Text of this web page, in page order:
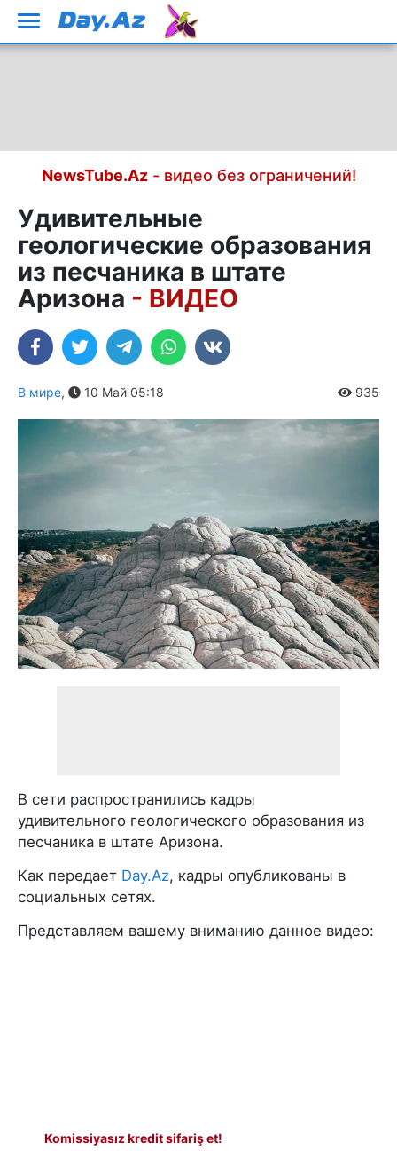
NewsTube.Az- видео без ограничений!
Удивительные
геологические образования
из песчаника в штате
Аризона - ВИДЕО
В мире, 10 Май 05:18 935
В сети распространились кадры
удивительного геологического образования из
песчаника в штате Аризона.
Как передает Day.Az, кадры опубликованы в
социальных сетях.
Представляем вашему вниманию данное видео:
Komissiyasız kredit sifariş et!